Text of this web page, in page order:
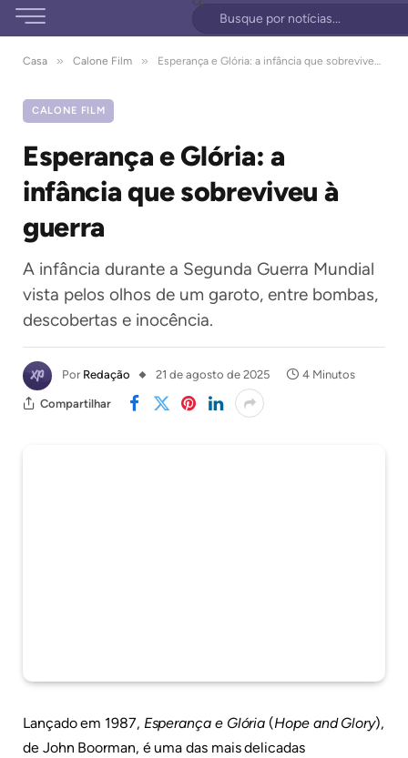
Casa » Calone Film » Esperança e Glória: a infância que sobreviveu à guerra
CALONE FILM
Esperança e Glória: a
infância que sobreviveu à
guerra
A infância durante a Segunda Guerra Mundial
vista pelos olhos de um garoto, entre bombas,
descobertas e inocência.
Por Redação 21 de agosto de 2025 4 Minutos
Compartilhar
Lançado em 1987, Esperança e Glória (Hope and Glory),
de John Boorman, é uma das mais delicadas